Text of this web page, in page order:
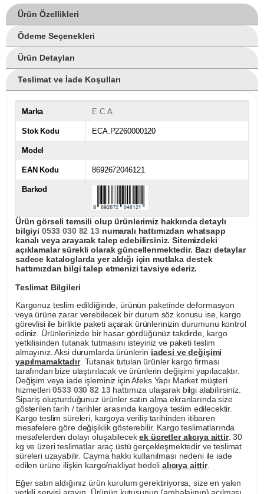
Ürün Özellikleri
Ödeme Seçenekleri
Ürün Detayları
Teslimat ve İade Koşulları
Marka E.C.A.
Stok Kodu ECA.P2260000120
Model
EAN Kodu 8692672046121
Barkod
Ürün görseli temsili olup ürünlerimiz hakkında detaylı
bilgiyi 0533 030 82 13numaralı hattımızdan whatsapp
kanalı veya arayarak talep edebilirsiniz. Sitemizdeki
açıklamalar sürekli olarak güncellenmektedir. Bazı detaylar
sadece kataloglarda yer aldığı için mutlaka destek
hattımızdan bilgi talep etmenizi tavsiye ederiz.
Teslimat Bilgileri
Kargonuz teslim edildiğinde, ürünün paketinde deformasyon
veya ürüne zarar verebilecek bir durum söz konusu ise, kargo
görevlisi ile birlikte paketi açarak ürünlerinizin durumunu kontrol
ediniz. Ürünlerinizde bir hasar gördüğünüz takdirde, kargo
yetkilisinden tutanak tutmasını isteyiniz ve paketi teslim
almayınız. Aksi durumlarda ürünlerin iadesi ve değişimi
yapılmamaktadır. Tutanak tutulan ürünler kargo firması
tarafından bize ulaştırılacak ve ürünlerin değişimi yapılacaktır.
Değişim veya iade işleminiz için Afeks Yapı Market müşteri
hizmetleri0533 030 82 13hattımıza ulaşarak bilgi alabilirsiniz.
Sipariş oluşturduğunuz ürünler satın alma ekranlarında size
gösterilen tarih / tarihler arasında kargoya teslim edilecektir.
Kargo teslim süreleri, kargoya veriliş tarihinden itibaren
mesafelere göre değişiklik gösterebilir. Kargo teslimatlarında
mesafelerden dolayı oluşabilecekek ücretler alıcıya aittir. 30
kg ve üzeri teslimatlar araç üstü gerçekleşmektedir ve teslimat
süreleri uzayabilir. Cayma hakkı kullanılması nedeni ile iade
edilen ürüne ilişkin kargo/nakliyat bedeli alıcıya aittir.
Eğer satın aldığınız ürün kurulum gerektiriyorsa, size en yakın